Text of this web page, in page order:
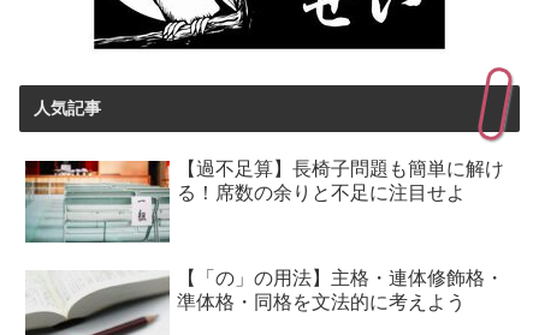
人気記事
【過不足算】長椅子問題も簡単に解け
る！席数の余りと不足に注目せよ
【「の」の用法】主格・連体修飾格・
準体格・同格を文法的に考えよう